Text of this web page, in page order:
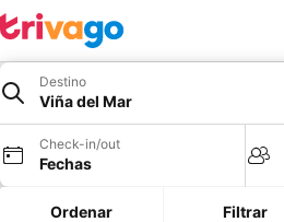
Destino
Viña del Mar
Check-in/out
Fechas
Ordenar Filtrar